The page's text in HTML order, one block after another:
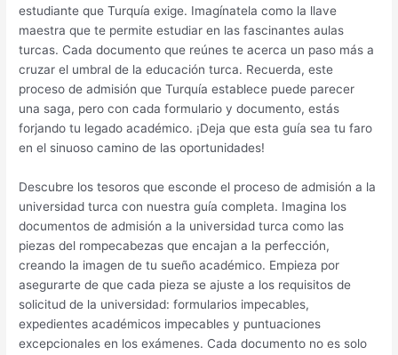
estudiante que Turquía exige. Imagínatela como la llave
maestra que te permite estudiar en las fascinantes aulas
turcas. Cada documento que reúnes te acerca un paso más a
cruzar el umbral de la educación turca. Recuerda, este
proceso de admisión que Turquía establece puede parecer
una saga, pero con cada formulario y documento, estás
forjando tu legado académico. ¡Deja que esta guía sea tu faro
en el sinuoso camino de las oportunidades!
Descubre los tesoros que esconde el proceso de admisión a la
universidad turca con nuestra guía completa. Imagina los
documentos de admisión a la universidad turca como las
piezas del rompecabezas que encajan a la perfección,
creando la imagen de tu sueño académico. Empieza por
asegurarte de que cada pieza se ajuste a los requisitos de
solicitud de la universidad: formularios impecables,
expedientes académicos impecables y puntuaciones
excepcionales en los exámenes. Cada documento no es solo